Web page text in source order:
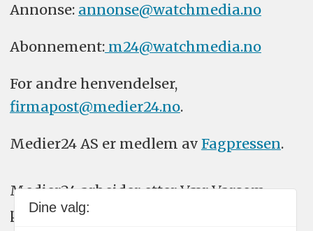
Annonse: annonse@watchmedia.no
Abonnement:m24@watchmedia.no
For andre henvendelser,
firmapost@medier24.no.
Medier24 AS er medlem av Fagpressen.
Medier24 arbeider etter Vær Varsom-
plakatens regler for god presseskikk.
Dine valg: